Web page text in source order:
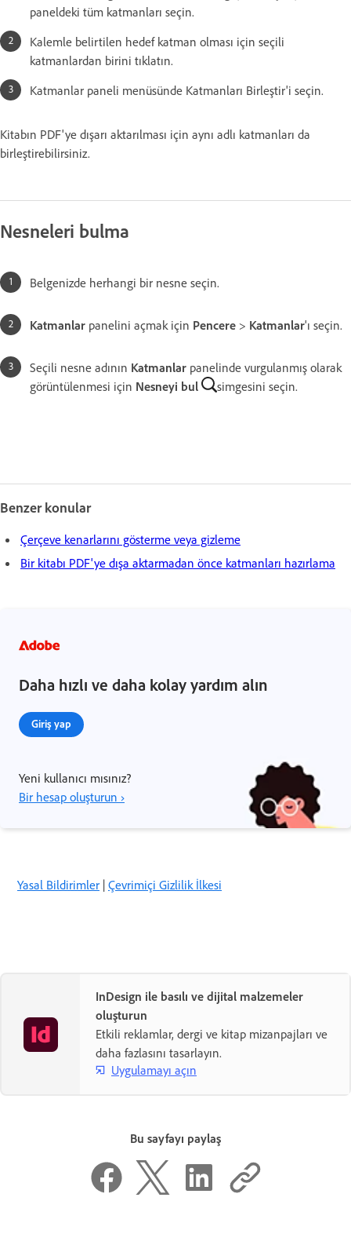
paneldeki tüm katmanları seçin.
Kalemle belirtilen hedef katman olması için seçili
katmanlardan birini tıklatın.
Katmanlar paneli menüsünde Katmanları Birleştir'i seçin.
Kitabın PDF'ye dışarı aktarılması için aynı adlı katmanları da
birleştirebilirsiniz.
Nesneleri bulma
Belgenizde herhangi bir nesne seçin.
Katmanlar panelini açmak için Pencere > Katmanlar'ı seçin.
Seçili nesne adının Katmanlar panelinde vurgulanmış olarak
görüntülenmesi için Nesneyi bul simgesini seçin.
Benzer konular
Çerçeve kenarlarını gösterme veya gizleme
Bir kitabı PDF'ye dışa aktarmadan önce katmanları hazırlama
Daha hızlı ve daha kolay yardım alın
Giriş yap
Yeni kullanıcı mısınız?
Bir hesap oluşturun ›
Yasal Bildirimler | Çevrimiçi Gizlilik İlkesi
InDesign ile basılı ve dijital malzemeler
oluşturun
Etkili reklamlar, dergi ve kitap mizanpajları ve
daha fazlasını tasarlayın.
Uygulamayı açın
Bu sayfayı paylaş